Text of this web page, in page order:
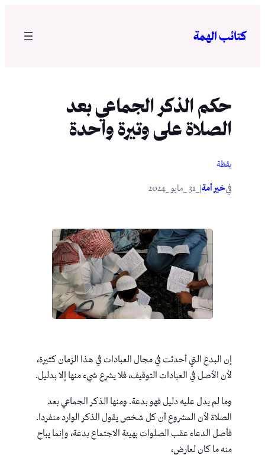
المحتوى
كتائب الهمة
حكم الذكر الجماعي بعد
الصلاة على وتيرة واحدة
يقظة
فيخير أمة
إن البدع التي أحدثت في مجال العبادات في هذا الزمان كثيرة،
لأن الأصل في العبادات التوقيف، فلا يشرع شيء منها إلا بدليل.
وما لم يدل عليه دليل فهو بدعة. ومنها الذكر الجماعي بعد
الصلاة لأن المشروع أن كل شخص يقول الذكر الوارد منفردا.
فأصل الدعاء عقب الصلوات بهيئة الاجتماع بدعة، وإنما يباح
منه ما كان لعارض،